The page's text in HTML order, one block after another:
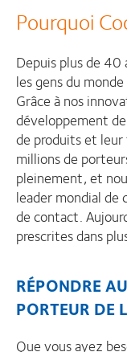
Pourquoi
Depuis plus de 40
les gens du
Grâce à nos
développement
de produits et leur
millions de
pleinement, et
leader mondial de
de contact.
prescrites dans
RÉPONDRE
PORTEUR DE
Que vous ayez